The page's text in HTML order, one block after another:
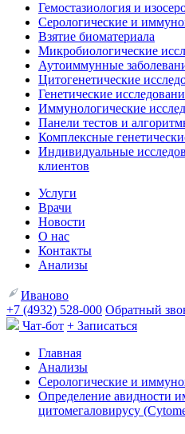
Гемостазиология и
Серологические и
Взятие биоматериала
Микробиологические
Аутоиммунные
Цитогенетические
Генетические
Иммунологические
Панели тестов и
Комплексные
Индивидуальные
клиентов
Услуги
Врачи
Новости
О нас
Контакты
Анализы
Иваново
+7 (4932) 528-000 Обратный
Чат-бот + Записаться
Главная
Анализы
Серологические и
Определение авидности
цитомегаловирусу